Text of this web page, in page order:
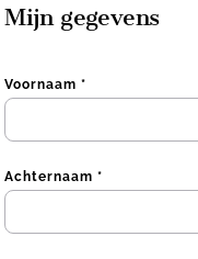
Mijn gegevens
Voornaam *
Achternaam *